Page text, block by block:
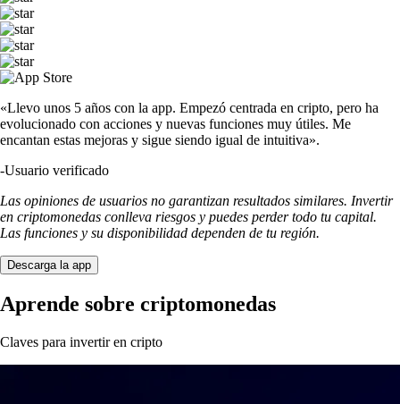
«Llevo unos 5 años con la app. Empezó centrada en cripto, pero ha
evolucionado con acciones y nuevas funciones muy útiles. Me
encantan estas mejoras y sigue siendo igual de intuitiva».
-Usuario verificado
Las opiniones de usuarios no garantizan resultados similares. Invertir
en criptomonedas conlleva riesgos y puedes perder todo tu capital.
Las funciones y su disponibilidad dependen de tu región.
Descarga la app
Aprende sobre criptomonedas
Claves para invertir en cripto